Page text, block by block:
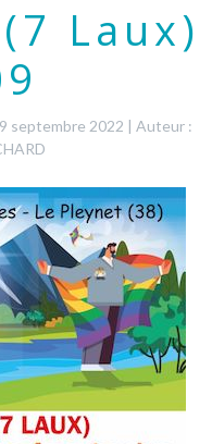
Laux)
septembre 2022 | Auteur :